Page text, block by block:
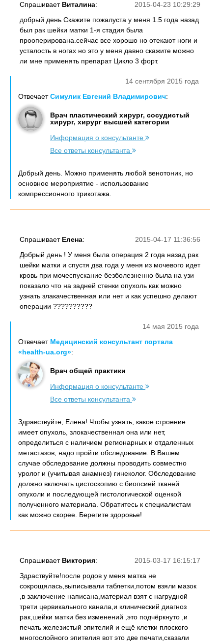
2015-04-23 10:29:29
Спрашивает Виталина:
добрый день Скажите пожалуста у меня 1.5 года назад
был рак шейки матки 1-я стадия была
прооперирована.сейчас все хорошо но отекают ноги и
усталость в ногах но это у меня давно скажите можно
ли мне применять препарат Цикло 3 форт.
14 сентября 2015 года
ОтвечаетСимулик Евгений Владимирович:
Врач пластический хирург, сосудистый
хирург, хирург высшей категории
Информация о консультанте
Все ответы консультанта
Добрый день. Можно применять любой венотоник, но
основное мероприятие - использование
компрессионного трикотажа.
2015-04-17 11:36:56
Спрашивает Елена:
Добрый день ! У меня была операция 2 года назад рак
шейки матки и спустя два года у меня из мочевого идет
кровь при мочеспускание безболезненно была на узи
показало что на задней стенки опухоль как можно
узнать злакачественная или нет и как успешно делают
операции ??????????
14 мая 2015 года
Отвечает Медицинский консультант портала
«health-ua.org»:
Врач общей практики
Информация о консультанте
Все ответы консультанта
Здравствуйте, Елена! Чтобы узнать, какое строение
имеет опухоль, злокачественная она или нет,
определиться с наличием регионарных и отдаленных
метастазов, надо пройти обследование. В Вашем
случае обследование должны проводить совместно
уролог и (учитывая анамнез) гинеколог. Обследование
должно включать цистоскопию с биопсией тканей
опухоли и последующей гистологической оценкой
полученного материала. Обратитесь к специалистам
как можно скорее. Берегите здоровье!
2015-03-17 16:15:17
Спрашивает Виктория:
Здраствуйте!после родов у меня матка не
сокрощялась,выписывали таблетки,потом взяли мазок
,в заключение написана,материал взят с нагрудной
трети цервикального канала,и клинический диагноз
рак,шейки матки без изменений ,это подчёркнуто ,и
печать железистый эпителий и ещё клетки плоского
многослойного эпителия вот это две печати,сказали